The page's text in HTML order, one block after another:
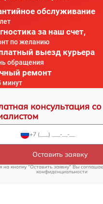
обслуживание
за наш счет,
по желанию
выезд курьера
обращения
ремонт
минут
консультация со
Оставить заявку
на кнопку "Оставить заявку" Вы
конфиденциальности